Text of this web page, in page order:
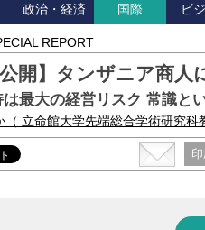
政治・経済 国際 ビ
REPORT
公開】タンザニア商
最大の経営リスク 常識と
（ 立命館大学先端総合学術研究科